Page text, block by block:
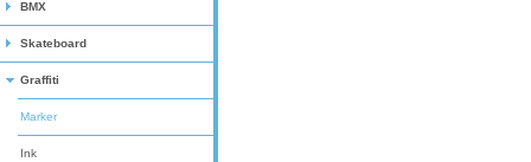
BMX
Skateboard
Graffiti
Marker
Ink